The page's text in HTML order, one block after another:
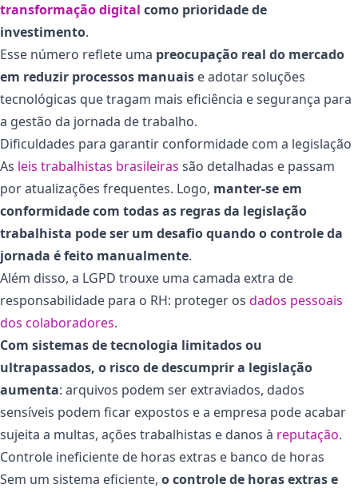
transformação digital como prioridade de
investimento.
Esse número reflete uma preocupação real do mercado
em reduzir processos manuais e adotar soluções
tecnológicas que tragam mais eficiência e segurança para
a gestão da jornada de trabalho.
Dificuldades para garantir conformidade com a legislação
As leis trabalhistas brasileiras são detalhadas e passam
por atualizações frequentes. Logo, manter-se em
conformidade com todas as regras da legislação
trabalhista pode ser um desafio quando o controle da
jornada é feito manualmente.
Além disso, a LGPD trouxe uma camada extra de
responsabilidade para o RH: proteger os dados pessoais
dos colaboradores.
Com sistemas de tecnologia limitados ou
ultrapassados, o risco de descumprir a legislação
aumenta: arquivos podem ser extraviados, dados
sensíveis podem ficar expostos e a empresa pode acabar
sujeita a multas, ações trabalhistas e danos à reputação.
Controle ineficiente de horas extras e banco de horas
Sem um sistema eficiente, o controle de horas extras e